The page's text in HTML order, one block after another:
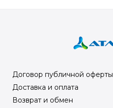
Договор публичной оферты
Доставка и оплата
Возврат и обмен